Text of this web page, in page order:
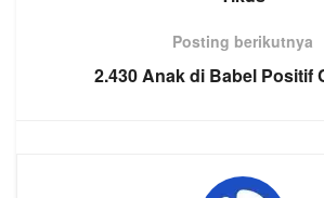
Posting berikutnya
2.430 Anak di Babel Positif